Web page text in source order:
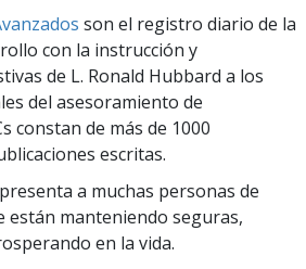
son el registro diario de la
con la instrucción y
de L. Ronald Hubbard a los
del asesoramiento de
constan de más de 1000
escritas.
presenta a muchas personas de
están manteniendo seguras,
en la vida.